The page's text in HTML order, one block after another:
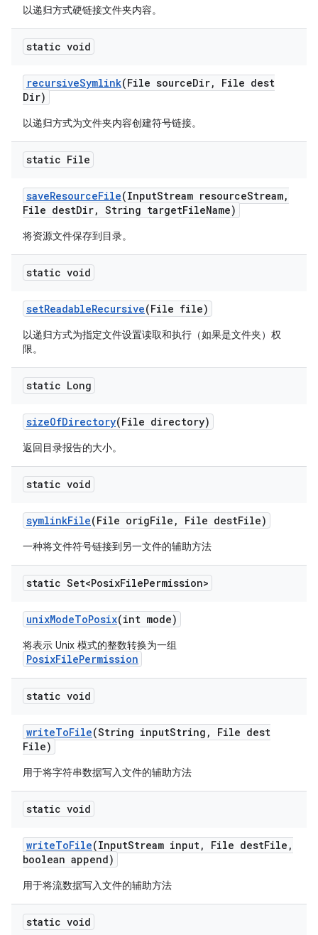
以递归方式硬链接文件夹内容。
static void
recursiveSymlink(File sourceDir,
File dest
Dir)
以递归方式为文件夹内容创建符号链接。
static File
saveResourceFile(InputStream resourceStream,
File destDir, String targetFileName)
将资源文件保存到目录。
static void
setReadableRecursive(File file)
以递归方式为指定文件设置读取和执行（如果是文件夹）权
限。
static Long
sizeOfDirectory(File directory)
返回目录报告的大小。
static void
symlinkFile(File origFile , File destFile)
一种将文件符号链接到另一文件的辅助方法
static Set<PosixFilePermission>
unixModeToPosix(int mode)
将表示 Unix 模式的整数转换为一组
PosixFilePermission
static void
writeToFile(String inputString ,
File dest
File)
用于将字符串数据写入文件的辅助方法
static void
writeToFile(InputStream input, File destFile ,
boolean append)
用于将流数据写入文件的辅助方法
static void